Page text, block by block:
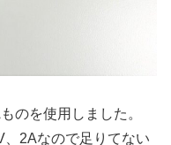
のを使用しました。
2Aなので足りてない